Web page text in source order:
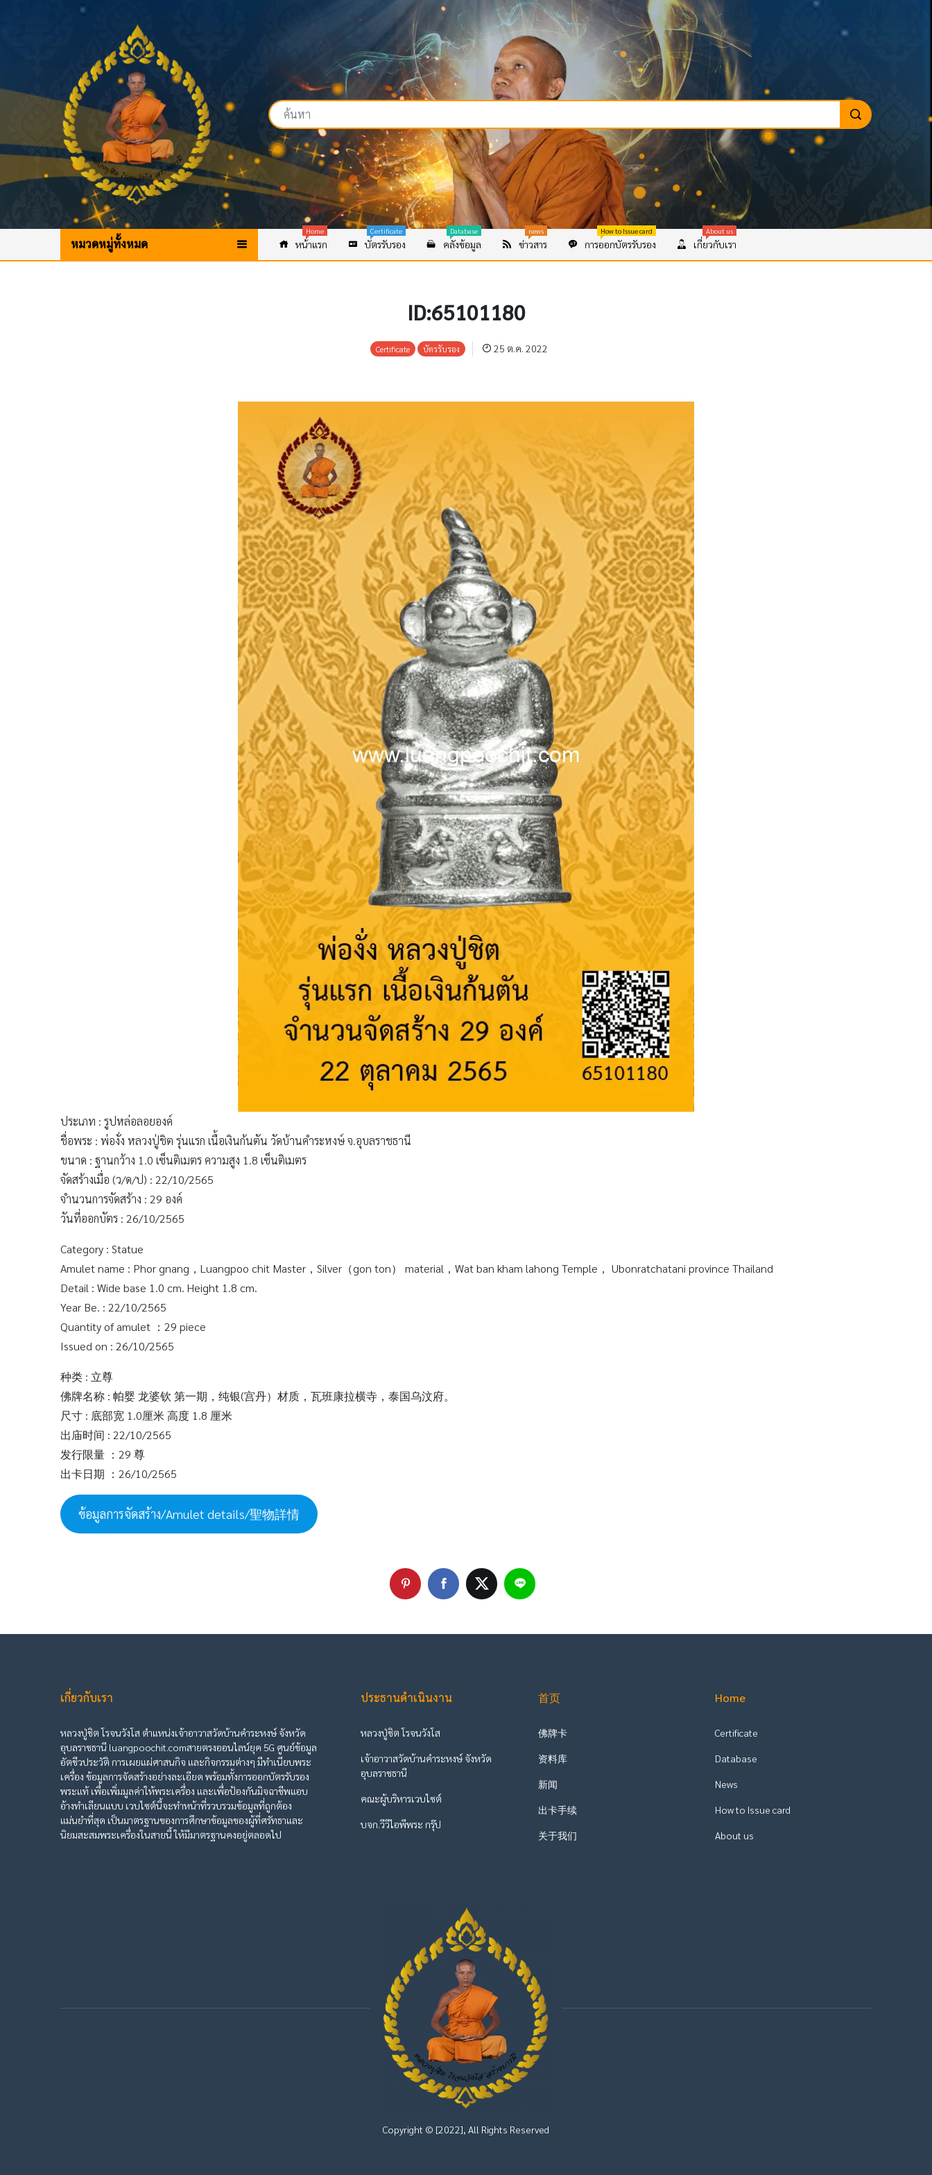
หมวดหมู่ทั้งหมด หน้าแรก
Home
บัตรรับรอง
Certificate
คลังข้อมูล
Database
ข่าวสาร
news
การออกบัตรรับรอง
How to Issue card
เกี่ยวกับเรา
About us
ID:65101180
Certificate บัตรรับรอง 25 ต.ค. 2022
ประเภท : รูปหล่อลอยองค์
ชื่อพระ : พ่องั่ง หลวงปู่ชิต รุ่นแรก เนื้อเงินก้นตัน วัดบ้านคำระหงษ์ จ.อุบลราชธานี
ขนาด : ฐานกว้าง 1.0 เซ็นติเมตร ความสูง 1.8 เซ็นติเมตร
จัดสร้างเมื่อ (ว/ด/ป) : 22/10/2565
จำนวนการจัดสร้าง : 29 องค์
วันที่ออกบัตร : 26/10/2565
Category : Statue
Amulet name : Phor gnang，Luangpoo chit Master，Silver（gon ton） material，Wat ban kham lahong Temple， Ubonratchatani province Thailand
Detail : Wide base 1.0 cm. Height 1.8 cm.
Year Be. : 22/10/2565
Quantity of amulet ：29 piece
Issued on : 26/10/2565
种类 : 立尊
佛牌名称 : 帕婴 龙婆钦 第一期，纯银(宫丹）材质，瓦班康拉横寺，泰国乌汶府。
尺寸 : 底部宽 1.0厘米 高度 1.8 厘米
出庙时间 : 22/10/2565
发行限量 ：29 尊
出卡日期 ：26/10/2565
ข้อมูลการจัดสร้าง/Amulet details/聖物詳情
เกี่ยวกับเรา
หลวงปู่ชิต โรจนวังโส ตำแหน่งเจ้าอาวาสวัดบ้านคำระหงษ์ จังหวัด
อุบลราชธานี luangpoochit.comสายตรงออนไลน์ยุค 5G ศูนย์ข้อมูล
อัตชีวประวัติ การเผยแผ่ศาสนกิจ และกิจกรรมต่างๆ มีทำเนียบพระ
เครื่อง ข้อมูลการจัดสร้างอย่างละเอียด พร้อมทั้งการออกบัตรรับรอง
พระแท้ เพื่อเพิ่มมูลค่าให้พระเครื่อง และเพื่อป้องกันมิจฉาชีพแอบ
อ้างทำเลียนแบบ เวบไซต์นี้จะทำหน้าที่รวบรวมข้อมูลที่ถูกต้อง
แม่นยำที่สุด เป็นมาตรฐานของการศึกษาข้อมูลของผู้ที่ศรัทธาและ
นิยมสะสมพระเครื่องในสายนี้ ให้มีมาตรฐานคงอยู่ตลอดไป
ประธานดำเนินงาน
หลวงปู่ชิต โรจนวังโส
เจ้าอาวาสวัดบ้านคำระหงษ์ จังหวัด
อุบลราชธานี
คณะผู้บริหารเวบไซต์
บจก.วีวีไอพีพระ กรุ๊ป
首页
佛牌卡
资料库
新闻
出卡手续
关于我们
Home
Certificate
Database
News
How to Issue card
About us
Copyright © [2022], All Rights Reserved